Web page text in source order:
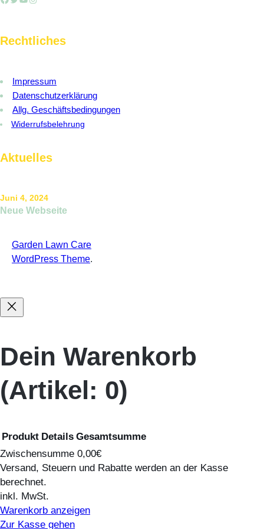
h
Rechtliches
Impressum
Datenschutzerklärung
Allg. Geschäftsbedingungen
Widerrufsbelehrung
Aktuelles
Juni 4, 2024
Neue Webseite
Garden Lawn Care
WordPress Theme.
Dein Warenkorb
(Artikel: 0)
Produkte
im
Produkt Details Gesamtsumme
Zwischensumme 0,00€
Versand, Steuern und Rabatte werden an der Kasse
berechnet.
inkl. MwSt.
Warenkorb anzeigen
Zur Kasse gehen